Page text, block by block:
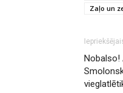
Zaļo un
Nobalso!